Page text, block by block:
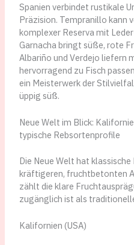
Spanien verbindet rustikale
Präzision. Tempranillo kann
komplexer Reserva mit
Garnacha bringt süße, rote
Albariño und Verdejo liefern
hervorragend zu Fisch
ein Meisterwerk der
üppig süß.
Neue Welt im Blick:
typische Rebsortenprofile
Die Neue Welt hat
kräftigeren, fruchtbetonten
zählt die klare
zugänglich ist als
Kalifornien (USA)